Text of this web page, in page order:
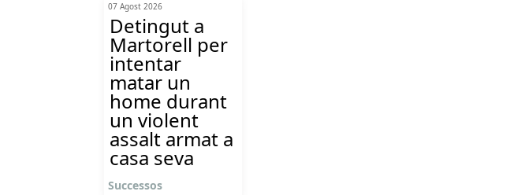
07 Agost 2026
Detingut a
Martorell per
intentar
matar un
home durant
un violent
assalt armat a
casa seva
Successos